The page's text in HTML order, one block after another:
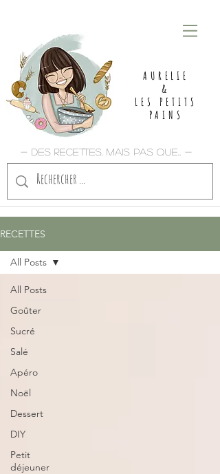
AURELIE
&
LES PETITS
PAINS
- Des recettes, mais pas que... -
RECETTES
All Posts
Goûter
Sucré
Salé
Apéro
Noël
Dessert
DIY
Petit
déjeuner
All Posts